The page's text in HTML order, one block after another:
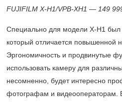
FUJIFILM X-H1/VPB-XH1 — 149
Специально для модели X-H1 был
который отличается повышенной
Эргономичность и продвинутые
использовать камеру для
несомненно, будет интересно
фотографам и видеооператорам.